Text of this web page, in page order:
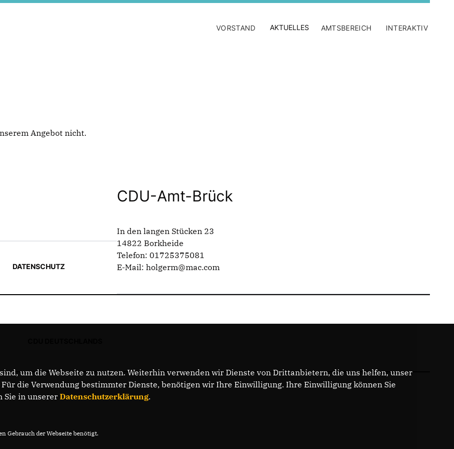
VORSTAND AKTUELLES AMTSBEREICH INTERAKTIV
Angebot nicht.
DATENSCHUTZ
CDU-Amt-Brück
In den langen Stücken 23
14822 Borkheide
Telefon: 01725375081
E-Mail: holgerm@mac.com
um die Webseite zu nutzen. Weiterhin verwenden wir Dienste von Drittanbietern, die uns helfen, unser
die Verwendung bestimmter Dienste, benötigen wir Ihre Einwilligung. Ihre Einwilligung können Sie
Sie in unserer Datenschutzerklärung.
Gebrauch der Webseite benötigt.